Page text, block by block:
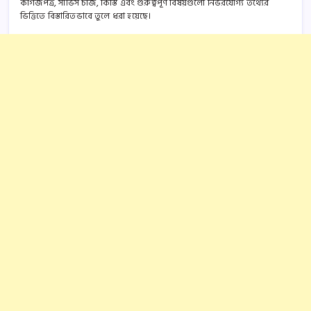
কাগজপত্র, সার্ভিস চার্জ, কিস্তি এবং গুরুত্বপূর্ণ বিষয়গুলো নির্ভরযোগ্য তথ্যের
ভিত্তিতে বিস্তারিতভাবে তুলে ধরা হয়েছে।